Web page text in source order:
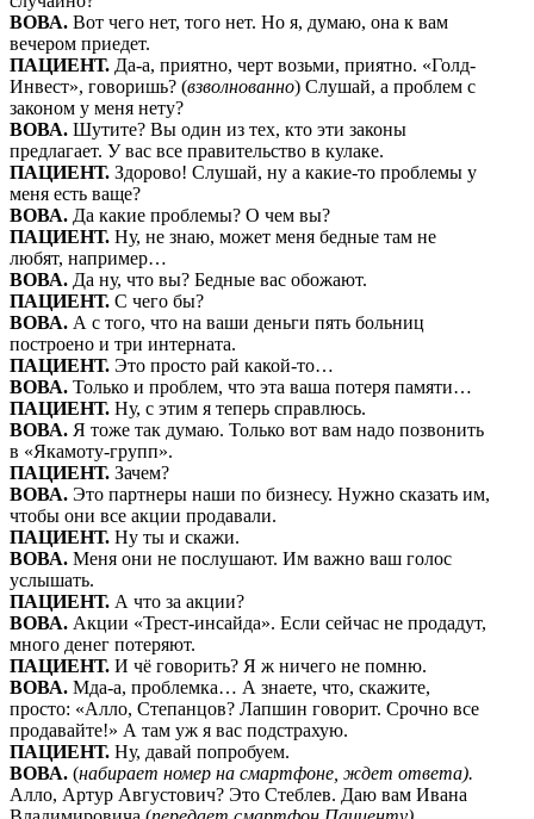
ВОВА. Вот чего нет, того нет. Но я, думаю, она к вам
вечером приедет.
ПАЦИЕНТ. Да-а, приятно, черт возьми, приятно. «Голд-
Инвест», говоришь? (взволнованно) Слушай, а проблем с
законом у меня нету?
ВОВА. Шутите? Вы один из тех, кто эти законы
предлагает. У вас все правительство в кулаке.
ПАЦИЕНТ. Здорово! Слушай, ну а какие-то проблемы у
меня есть ваще?
ВОВА. Да какие проблемы? О чем вы?
ПАЦИЕНТ. Ну, не знаю, может меня бедные там не
любят, например…
ВОВА. Да ну, что вы? Бедные вас обожают.
ПАЦИЕНТ. С чего бы?
ВОВА. А с того, что на ваши деньги пять больниц
построено и три интерната.
ПАЦИЕНТ. Это просто рай какой-то…
ВОВА. Только и проблем, что эта ваша потеря памяти…
ПАЦИЕНТ. Ну, с этим я теперь справлюсь.
ВОВА. Я тоже так думаю. Только вот вам надо позвонить
в «Якамоту-групп».
ПАЦИЕНТ. Зачем?
ВОВА. Это партнеры наши по бизнесу. Нужно сказать им,
чтобы они все акции продавали.
ПАЦИЕНТ. Ну ты и скажи.
ВОВА. Меня они не послушают. Им важно ваш голос
услышать.
ПАЦИЕНТ. А что за акции?
ВОВА. Акции «Трест-инсайда». Если сейчас не продадут,
много денег потеряют.
ПАЦИЕНТ. И чё говорить? Я ж ничего не помню.
ВОВА. Мда-а, проблемка… А знаете, что, скажите,
просто: «Алло, Степанцов? Лапшин говорит. Срочно все
продавайте!» А там уж я вас подстрахую.
ПАЦИЕНТ. Ну, давай попробуем.
ВОВА. (набирает номер на смартфоне, ждет ответа).
Алло, Артур Августович? Это Стеблев. Даю вам Ивана